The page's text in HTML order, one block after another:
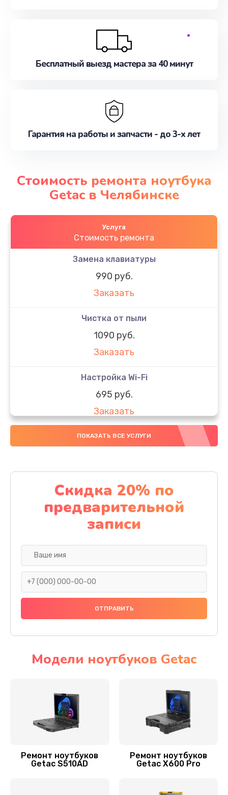
Бесплатный выезд мастера за 40 минут
Гарантия на работы и запчасти - до 3-х лет
Стоимость ремонта ноутбука
Getac в Челябинске
Услуга
Стоимость ремонта
Замена клавиатуры
990 руб.
Заказать
Чистка от пыли
1090 руб.
Заказать
Настройка Wi-Fi
695 руб.
Заказать
Настройка ОС ноутбука Getac
Заказать
Настройка BIOS
1490 руб.
Заказать
Замена SSD ноутбука Getac
Установка драйверов
Замена материнской платы
Замена шлейфа матрицы
ПОКАЗАТЬ ВСЕ УСЛУГИ
Скидка 20% по
предварительной
записи
Модели ноутбуков Getac
Ремонт ноутбуков
Getac S510AD
Ремонт ноутбуков
Getac X600 Pro